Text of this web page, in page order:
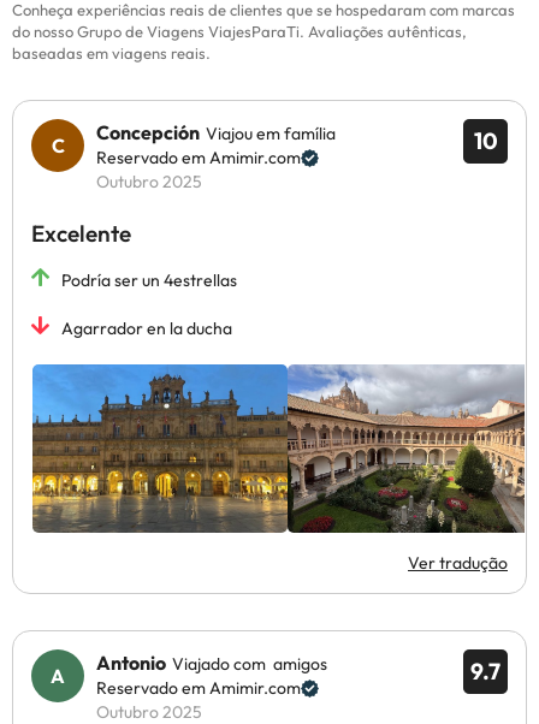
Conheça experiências reais de clientes que se hospedaram com marcas
do nosso Grupo de Viagens ViajesParaTi. Avaliações autênticas,
baseadas em viagens reais.
10
Concepción Viajou em família
Reservado em Amimir.com
Outubro 2025
Excelente
Podría ser un 4estrellas
Agarrador en la ducha
Ver tradução
9.7
Antonio Viajado com amigos
Reservado em Amimir.com
Outubro 2025